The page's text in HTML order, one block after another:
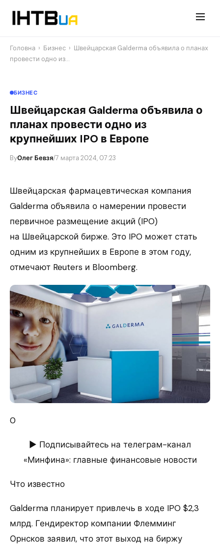
Головна › Бизнес › Швейцарская Galderma объявила о планах
провести одно из…
БИЗНЕС
Швейцарская Galderma объявила о
планах провести одно из
крупнейших IPO в Европе
ByОлег Бевзя/7 марта 2024, 07:23
Швейцарская фармацевтическая компания
Galderma объявила о намерении провести
первичное размещение акций (IPO)
на Швейцарской бирже. Это IPO может стать
одним из крупнейших в Европе в этом году,
отмечают Reuters и Bloomberg.
0
► Подписывайтесь на телеграм-канал
«Минфина»: главные финансовые новости
Что известно
Galderma планирует привлечь в ходе IPO $2,3
млрд. Гендиректор компании Флемминг
Орнсков заявил, что этот выход на биржу